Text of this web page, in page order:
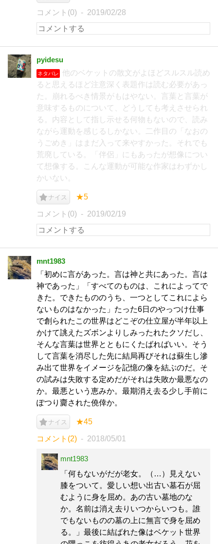
コメント(0) 2019/02/28
pyidesu
ネタバレ
他のベケットの散文がよほどスルスル読め
ると思えるほど注意深く表題作は読む必要があっ
た。崩れるべき情景がもはやない。言葉と言葉が
意味するものについて、どうしても考えさせられ
る。内容として指し示せる何物もないので、読み
ながら運動を感じるしかない。二作目の「なおの
うごめき」はまだ入って来やすかった。それでも
荒廃している。「伴侶」にもあったが想像につい
て想像する。こんな運動が可能な作家はわずかし
かいない。
ナイス ★5
コメント(0) 2019/02/19
mnt1983
「初めに言があった。言は神と共にあった。言は
神であった」「すべてのものは、これによってで
きた。できたもののうち、一つとしてこれによら
ないものはなかった」たった6日のやっつけ仕事
で創られたこの世界はどこぞの仕立屋が半年以上
かけて誂えたズボンよりしみったれたクソだし、
そんな言葉は世界とともにくたばればいい。そう
して言葉を消尽した先に結局再びそれは蘇生し滲
み出て世界をイメージを記憶の像を結ぶのだ。そ
の試みは失敗する定めだがそれは失敗か最悪なの
か。最悪という恵みか。最期消え去る少し手前に
ぽつり齎された僥倖か。
ナイス ★45
コメント(2) 2018/05/01
mnt1983
「何もないがだが老女。（…）見えない
膝をついて。愛しい想い出古い墓石が屈
むように身を屈め。あの古い墓地のな
か。名前は消え去りいつからいつも。誰
でもないものの墓の上に無言で身を屈め
る。」最後に結ばれた像はベケット世界